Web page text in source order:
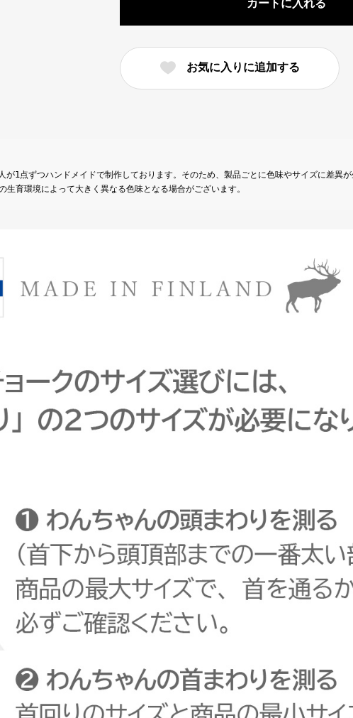
ー
ク
サ
イ
ケ
エ
ル
ク
レ
カートに入れる
お気に入りに追加する
が1点ずつハンドメイドで制作しております。そのため、製品ごとに色味やサイズに差異
育環境によって大きく異なる色味となる場合がございます。